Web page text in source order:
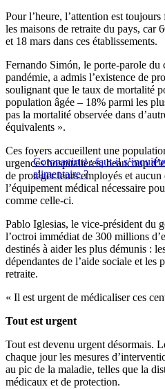
Pour l’heure, l’attention est
les maisons de retraite du pays, car
et 18 mars dans ces établissements.
Fernando Simón, le porte-parole du
pandémie, a admis l’existence de
soulignant que le taux de mortalité
population âgée – 18% parmi les
pas la mortalité observée dans
équivalents ».
Coronavirus : faut-il
alimentaire ?
Ces foyers accueillent une
urgences hospitalières, beaucoup
de protéger leurs employés et aucun
l’équipement médical nécessaire
comme celle-ci.
Pablo Iglesias, le vice-président du
l’octroi immédiat de 300 millions
destinés à aider les plus démunis :
dépendantes de l’aide sociale et les
retraite.
« Il est urgent de médicaliser ces
Tout est urgent
Tout est devenu urgent désormais.
chaque jour les mesures
au pic de la maladie, telles que la
médicaux et de protection.